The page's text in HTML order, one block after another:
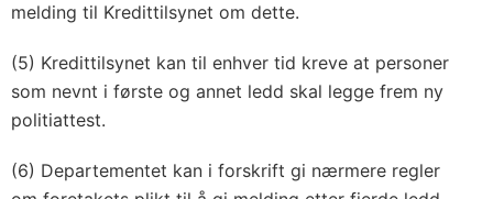
melding til Kredittilsynet om dette.
(5) Kredittilsynet kan til enhver tid kreve at personer
som nevnt i første og annet ledd skal legge frem ny
politiattest.
(6) Departementet kan i forskrift gi nærmere regler